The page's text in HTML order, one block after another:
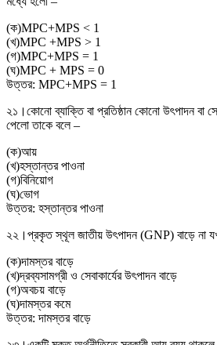
(ক)MPC+MPS < 1
(খ)MPC +MPS > 1
(গ)MPC+MPS = 1
(ঘ)MPC + MPS = 0
উত্তর: MPC+MPS = 1
২১। কোনো ব্যাক্তি বা প্রতিষ্ঠান কোনো উৎপাদন বা
পেলো তাকে বলে –
(ক)আয়
(খ)হস্তান্তর পাওনা
(গ)বিনিয়োগ
(ঘ)ভোগ
উত্তর: হস্তান্তর পাওনা
২২। প্রকৃত স্থূল জাতীয় উৎপাদন (GNP) বাড়ে না
(ক)দামস্তর বাড়ে
(খ)দ্রব্যসামগ্রী ও সেবাকার্যের উৎপাদন বাড়ে
(গ)অবচয় বাড়ে
(ঘ)দামস্তর কমে
উত্তর:দামস্তর বাড়ে